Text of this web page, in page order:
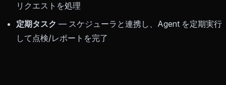
リクエストを処理
定期タスク — スケジューラと連携し、Agent を定期実行
して点検/レポートを完了